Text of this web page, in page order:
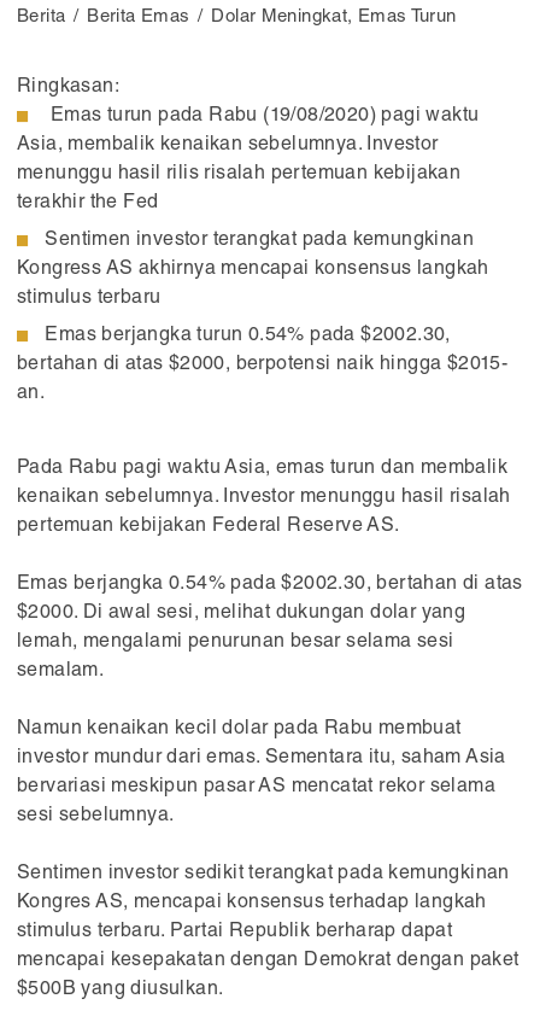
Berita Berita Emas Dolar Meningkat, Emas Turun
Ringkasan:
Emas turun pada Rabu (19/08/2020) pagi waktu
Asia, membalik kenaikan sebelumnya. Investor
menunggu hasil rilis risalah pertemuan kebijakan
terakhir the Fed
Sentimen investor terangkat pada kemungkinan
Kongress AS akhirnya mencapai konsensus langkah
stimulus terbaru
Emas berjangka turun 0.54% pada $2002.30,
bertahan di atas $2000, berpotensi naik hingga $2015-
an.
Pada Rabu pagi waktu Asia, emas turun dan membalik
kenaikan sebelumnya. Investor menunggu hasil risalah
pertemuan kebijakan Federal Reserve AS.
Emas berjangka 0.54% pada $2002.30, bertahan di atas
$2000. Di awal sesi, melihat dukungan dolar yang
lemah, mengalami penurunan besar selama sesi
semalam.
Namun kenaikan kecil dolar pada Rabu membuat
investor mundur dari emas. Sementara itu, saham Asia
bervariasi meskipun pasar AS mencatat rekor selama
sesi sebelumnya.
Sentimen investor sedikit terangkat pada kemungkinan
Kongres AS, mencapai konsensus terhadap langkah
stimulus terbaru. Partai Republik berharap dapat
mencapai kesepakatan dengan Demokrat dengan paket
$500B yang diusulkan.